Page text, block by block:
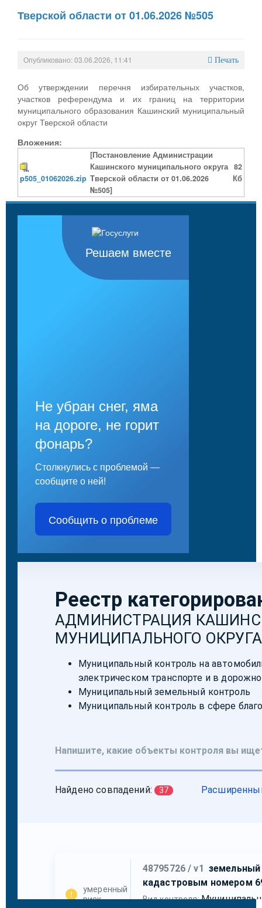
Тверской области от 01.06.2026 №505
Опубликовано: 03.06.2026, 11:41 Печать
Об утверждении перечня избирательных участков,
участков референдума и их границ на территории
муниципального образования Кашинский муниципальный
округ Тверской области
Вложения:
p505_01062026.zip
[Постановление Администрации
Кашинского муниципального округа
Тверской области от 01.06.2026
№505]
82
Кб
Решаем вместе
Не убран снег, яма
на дороге, не горит
фонарь?
Столкнулись с проблемой —
сообщите о ней!
Сообщить о проблеме